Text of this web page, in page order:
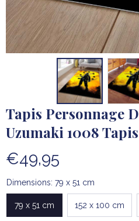
Tapis Personnage
Uzumaki 1008
€49,95
Dimensions: 79 x 51 cm
79 x 51 cm 152 x 100 cm